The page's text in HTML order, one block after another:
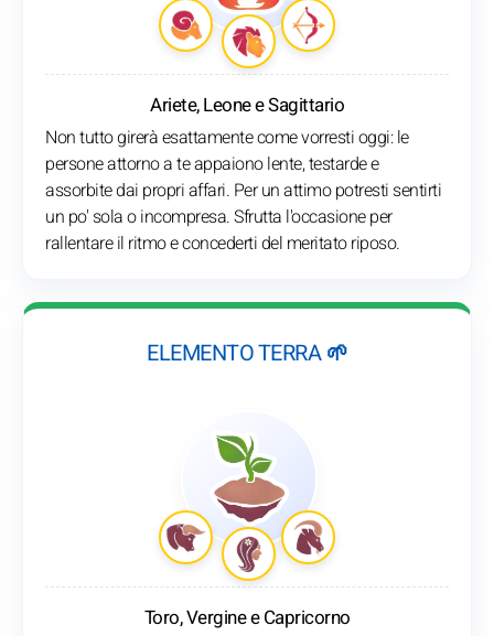
Ariete, Leone e Sagittario
Non tutto girerà esattamente come vorresti oggi: le
persone attorno a te appaiono lente, testarde e
assorbite dai propri affari. Per un attimo potresti sentirti
un po' sola o incompresa. Sfrutta l'occasione per
rallentare il ritmo e concederti del meritato riposo.
ELEMENTO TERRA 🌱
Toro, Vergine e Capricorno